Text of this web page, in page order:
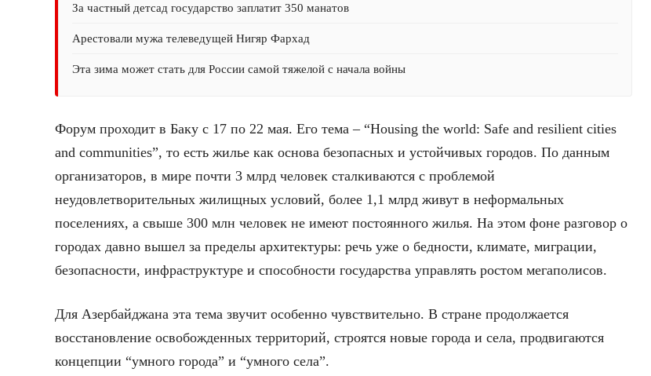
За частный детсад государство заплатит 350 манатов
Арестовали мужа телеведущей Нигяр Фархад
Эта зима может стать для России самой тяжелой с начала войны
Форум проходит в Баку с 17 по 22 мая. Его тема – “Housing the world: Safe and resilient cities
and communities”, то есть жилье как основа безопасных и устойчивых городов. По данным
организаторов, в мире почти 3 млрд человек сталкиваются с проблемой
неудовлетворительных жилищных условий, более 1,1 млрд живут в неформальных
поселениях, а свыше 300 млн человек не имеют постоянного жилья. На этом фоне разговор о
городах давно вышел за пределы архитектуры: речь уже о бедности, климате, миграции,
безопасности, инфраструктуре и способности государства управлять ростом мегаполисов.
Для Азербайджана эта тема звучит особенно чувствительно. В стране продолжается
восстановление освобожденных территорий, строятся новые города и села, продвигаются
концепции “умного города” и “умного села”.